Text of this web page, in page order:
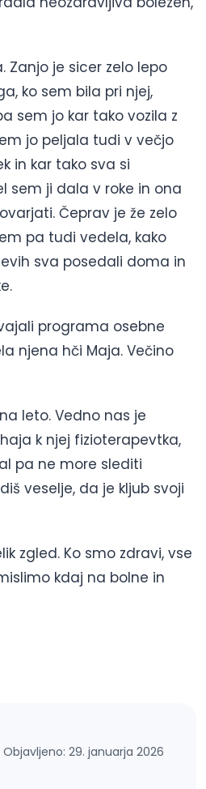
Zanjo je sicer zelo lepo
ko sem bila pri njej,
sem jo kar tako vozila z
jo peljala tudi v večjo
in kar tako sva si
sem ji dala v roke in ona
Čeprav je že zelo
pa tudi vedela, kako
sva posedali doma in
programa osebne
njena hči Maja. Večino
leto. Vedno nas je
k njej fizioterapevtka,
pa ne more slediti
veselje, da je kljub svoji
zgled. Ko smo zdravi, vse
kdaj na bolne in
Objavljeno: 29. januarja 2026